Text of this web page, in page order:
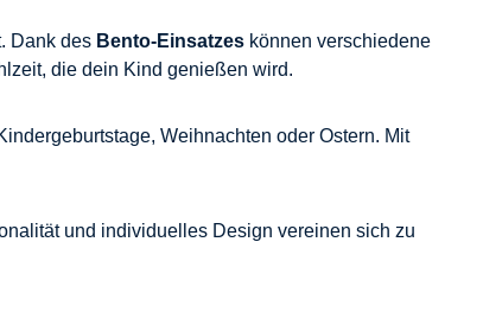
Dank des Bento-Einsatzes können verschiedene
die dein Kind genießen wird.
Weihnachten oder Ostern. Mit
und individuelles Design vereinen sich zu